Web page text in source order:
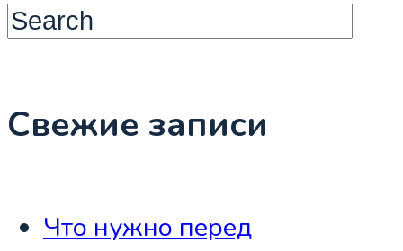
Свежие записи
Что нужно перед